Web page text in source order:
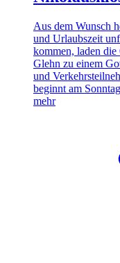
Aus dem Wunsch
und Urlaubszeit
kommen, laden
Glehn zu einem
und
beginnt am
mehr